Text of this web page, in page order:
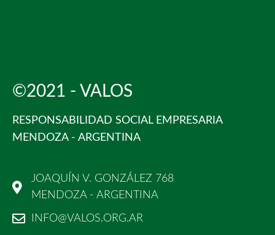
©2021 - VALOS
RESPONSABILIDAD SOCIAL EMPRESARIA
MENDOZA - ARGENTINA
JOAQUÍN V. GONZÁLEZ 768
MENDOZA - ARGENTINA
INFO@VALOS.ORG.AR